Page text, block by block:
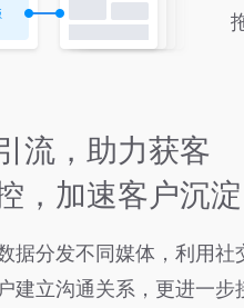
流，助力获客
，加速客户沉淀
据分发不同媒体，利用社
建立沟通关系，更进一步